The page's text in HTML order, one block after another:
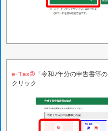
e-Tax② 「令和7年分の申告書等
クリック